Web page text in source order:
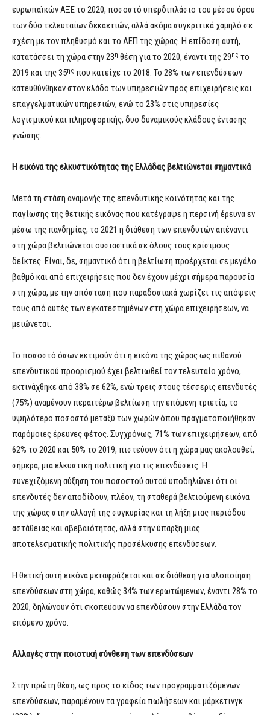
ευρωπαϊκών ΑΞΕ το 2020, ποσοστό υπερδιπλάσιο του μέσου όρου
των δύο τελευταίων δεκαετιών, αλλά ακόμα συγκριτικά χαμηλό σε
σχέση με τον πληθυσμό και το ΑΕΠ της χώρας. Η επίδοση αυτή,
κατατάσσει τη χώρα στην 23η θέση για το 2020, έναντι της 29ης το
2019 και της 35ης που κατείχε το 2018. Το 28% των επενδύσεων
κατευθύνθηκαν στον κλάδο των υπηρεσιών προς επιχειρήσεις και
επαγγελματικών υπηρεσιών, ενώ το 23% στις υπηρεσίες
λογισμικού και πληροφορικής, δυο δυναμικούς κλάδους έντασης
γνώσης.
Η εικόνα της ελκυστικότητας της Ελλάδας βελτιώνεται σημαντικά
Μετά τη στάση αναμονής της επενδυτικής κοινότητας και της
παγίωσης της θετικής εικόνας που κατέγραψε η περσινή έρευνα εν
μέσω της πανδημίας, το 2021 η διάθεση των επενδυτών απέναντι
στη χώρα βελτιώνεται ουσιαστικά σε όλους τους κρίσιμους
δείκτες. Είναι, δε, σημαντικό ότι η βελτίωση προέρχεται σε μεγάλο
βαθμό και από επιχειρήσεις που δεν έχουν μέχρι σήμερα παρουσία
στη χώρα, με την απόσταση που παραδοσιακά χωρίζει τις απόψεις
τους από αυτές των εγκατεστημένων στη χώρα επιχειρήσεων, να
μειώνεται.
Το ποσοστό όσων εκτιμούν ότι η εικόνα της χώρας ως πιθανού
επενδυτικού προορισμού έχει βελτιωθεί τον τελευταίο χρόνο,
εκτινάχθηκε από 38% σε 62%, ενώ τρεις στους τέσσερις επενδυτές
(75%) αναμένουν περαιτέρω βελτίωση την επόμενη τριετία, το
υψηλότερο ποσοστό μεταξύ των χωρών όπου πραγματοποιήθηκαν
παρόμοιες έρευνες φέτος. Συγχρόνως, 71% των επιχειρήσεων, από
62% το 2020 και 50% το 2019, πιστεύουν ότι η χώρα μας ακολουθεί,
σήμερα, μια ελκυστική πολιτική για τις επενδύσεις. Η
συνεχιζόμενη αύξηση του ποσοστού αυτού υποδηλώνει ότι οι
επενδυτές δεν αποδίδουν, πλέον, τη σταθερά βελτιούμενη εικόνα
της χώρας στην αλλαγή της συγκυρίας και τη λήξη μιας περιόδου
αστάθειας και αβεβαιότητας, αλλά στην ύπαρξη μιας
αποτελεσματικής πολιτικής προσέλκυσης επενδύσεων.
Η θετική αυτή εικόνα μεταφράζεται και σε διάθεση για υλοποίηση
επενδύσεων στη χώρα, καθώς 34% των ερωτώμενων, έναντι 28% το
2020, δηλώνουν ότι σκοπεύουν να επενδύσουν στην Ελλάδα τον
επόμενο χρόνο.
Αλλαγές στην ποιοτική σύνθεση των επενδύσεων
Στην πρώτη θέση, ως προς το είδος των προγραμματιζόμενων
επενδύσεων, παραμένουν τα γραφεία πωλήσεων και μάρκετινγκ